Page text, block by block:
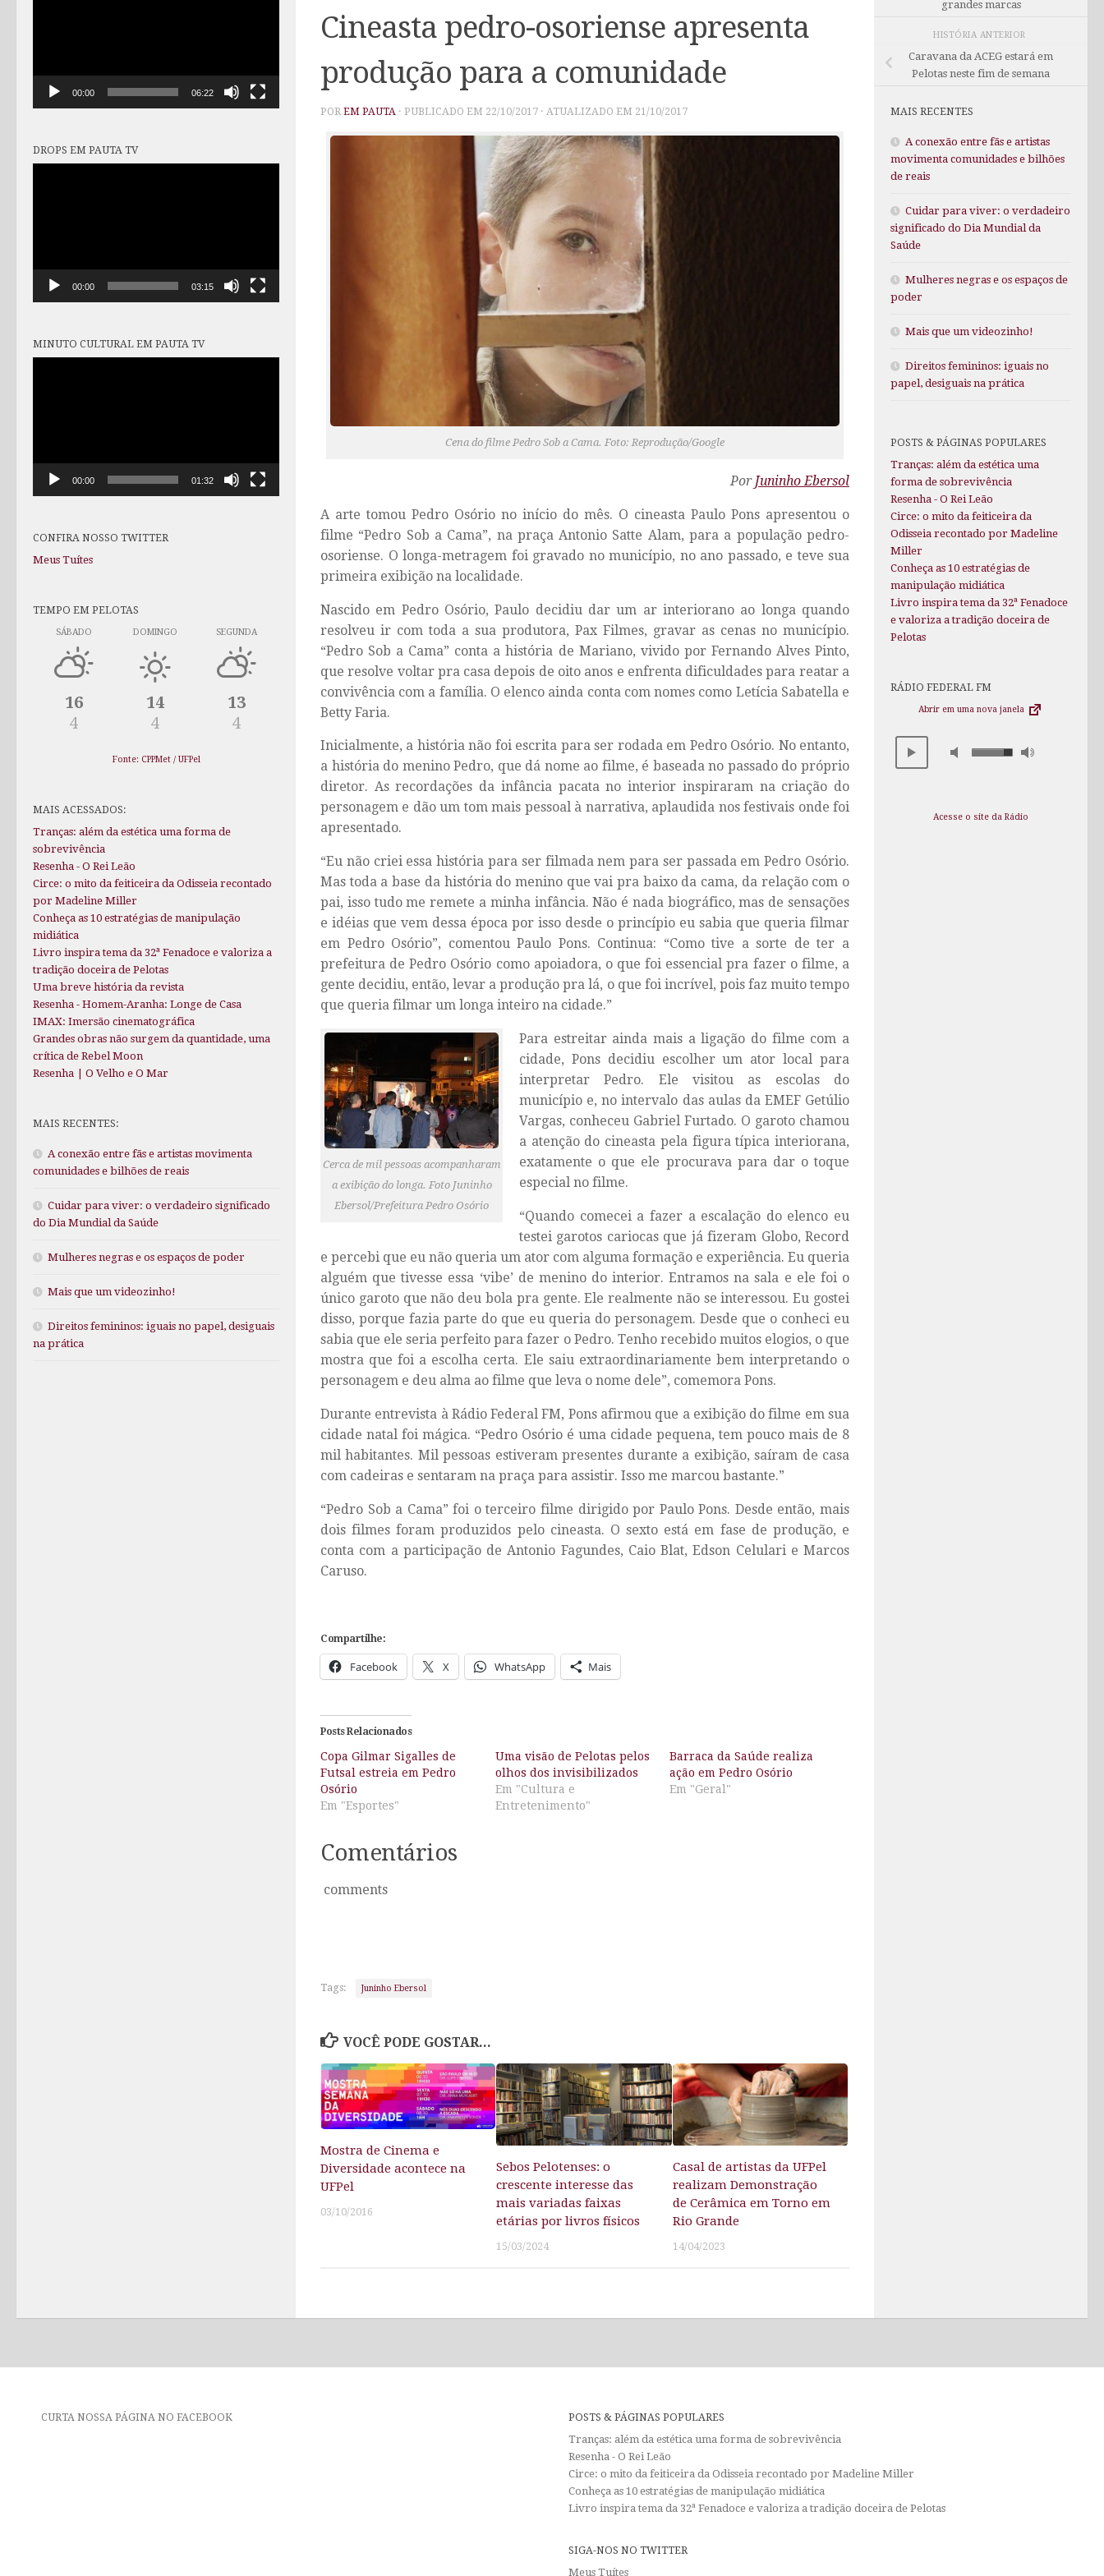
Cineasta pedro-osoriense apresenta
produção para a comunidade
POR EM PAUTA · PUBLICADO EM 22/10/2017 · ATUALIZADO EM 21/10/2017
Cena do filme Pedro Sob a Cama. Foto: Reprodução/Google
Por Juninho Ebersol
A arte tomou Pedro Osório no início do mês. O cineasta Paulo Pons apresentou o
filme “Pedro Sob a Cama”, na praça Antonio Satte Alam, para a população pedro-
osoriense. O longa-metragem foi gravado no município, no ano passado, e teve sua
primeira exibição na localidade.
Nascido em Pedro Osório, Paulo decidiu dar um ar interiorano ao longa quando
resolveu ir com toda a sua produtora, Pax Filmes, gravar as cenas no município.
“Pedro Sob a Cama” conta a história de Mariano, vivido por Fernando Alves Pinto,
que resolve voltar pra casa depois de oito anos e enfrenta dificuldades para reatar a
convivência com a família. O elenco ainda conta com nomes como Letícia Sabatella e
Betty Faria.
Inicialmente, a história não foi escrita para ser rodada em Pedro Osório. No entanto,
a história do menino Pedro, que dá nome ao filme, é baseada no passado do próprio
diretor. As recordações da infância pacata no interior inspiraram na criação do
personagem e dão um tom mais pessoal à narrativa, aplaudida nos festivais onde foi
apresentado.
“Eu não criei essa história para ser filmada nem para ser passada em Pedro Osório.
Mas toda a base da história do menino que vai pra baixo da cama, da relação com o
pai, isso tudo me remete a minha infância. Não é nada biográfico, mas de sensações
e idéias que vem dessa época por isso desde o princípio eu sabia que queria filmar
em Pedro Osório”, comentou Paulo Pons. Continua: “Como tive a sorte de ter a
prefeitura de Pedro Osório como apoiadora, o que foi essencial pra fazer o filme, a
gente decidiu, então, levar a produção pra lá, o que foi incrível, pois faz muito tempo
que queria filmar um longa inteiro na cidade.”
Cerca de mil pessoas acompanharam
a exibição do longa. Foto Juninho
Ebersol/Prefeitura Pedro Osório
Para estreitar ainda mais a ligação do filme com a
cidade, Pons decidiu escolher um ator local para
interpretar Pedro. Ele visitou as escolas do
município e, no intervalo das aulas da EMEF Getúlio
Vargas, conheceu Gabriel Furtado. O garoto chamou
a atenção do cineasta pela figura típica interiorana,
exatamente o que ele procurava para dar o toque
especial no filme.
“Quando comecei a fazer a escalação do elenco eu
testei garotos cariocas que já fizeram Globo, Record
e percebi que eu não queria um ator com alguma formação e experiência. Eu queria
alguém que tivesse essa ‘vibe’ de menino do interior. Entramos na sala e ele foi o
único garoto que não deu bola pra gente. Ele realmente não se interessou. Eu gostei
disso, porque fazia parte do que eu queria do personagem. Desde que o conheci eu
sabia que ele seria perfeito para fazer o Pedro. Tenho recebido muitos elogios, o que
mostra que foi a escolha certa. Ele saiu extraordinariamente bem interpretando o
personagem e deu alma ao filme que leva o nome dele”, comemora Pons.
Durante entrevista à Rádio Federal FM, Pons afirmou que a exibição do filme em sua
cidade natal foi mágica. “Pedro Osório é uma cidade pequena, tem pouco mais de 8
mil habitantes. Mil pessoas estiveram presentes durante a exibição, saíram de casa
com cadeiras e sentaram na praça para assistir. Isso me marcou bastante.”
“Pedro Sob a Cama” foi o terceiro filme dirigido por Paulo Pons. Desde então, mais
dois filmes foram produzidos pelo cineasta. O sexto está em fase de produção, e
conta com a participação de Antonio Fagundes, Caio Blat, Edson Celulari e Marcos
Caruso.
Compartilhe:
Facebook X WhatsApp Mais
Posts Relacionados
Copa Gilmar Sigalles de
Futsal estreia em Pedro
Osório
Em "Esportes"
Uma visão de Pelotas pelos
olhos dos invisibilizados
Em "Cultura e
Entretenimento"
Barraca da Saúde realiza
ação em Pedro Osório
Em "Geral"
Comentários
comments
Tags: Juninho Ebersol
VOCÊ PODE GOSTAR...
Mostra de Cinema e
Diversidade acontece na
UFPel
03/10/2016
Sebos Pelotenses: o
crescente interesse das
mais variadas faixas
etárias por livros físicos
15/03/2024
Casal de artistas da UFPel
realizam Demonstração
de Cerâmica em Torno em
Rio Grande
14/04/2023
00:00 06:22
DROPS EM PAUTA TV
00:00 03:15
MINUTO CULTURAL EM PAUTA TV
00:00 01:32
CONFIRA NOSSO TWITTER
Meus Tuítes
TEMPO EM PELOTAS
SÁBADO
16
4
DOMINGO
14
4
SEGUNDA
13
4
Fonte: CPPMet / UFPel
MAIS ACESSADOS:
Tranças: além da estética uma forma de
sobrevivência
Resenha - O Rei Leão
Circe: o mito da feiticeira da Odisseia recontado
por Madeline Miller
Conheça as 10 estratégias de manipulação
midiática
Livro inspira tema da 32ª Fenadoce e valoriza a
tradição doceira de Pelotas
Uma breve história da revista
Resenha - Homem-Aranha: Longe de Casa
IMAX: Imersão cinematográfica
Grandes obras não surgem da quantidade, uma
crítica de Rebel Moon
Resenha | O Velho e O Mar
MAIS RECENTES:
A conexão entre fãs e artistas movimenta
comunidades e bilhões de reais
Cuidar para viver: o verdadeiro significado
do Dia Mundial da Saúde
Mulheres negras e os espaços de poder
Mais que um videozinho!
Direitos femininos: iguais no papel, desiguais
na prática
grandes marcas
HISTÓRIA ANTERIOR
Caravana da ACEG estará em
Pelotas neste fim de semana
MAIS RECENTES
A conexão entre fãs e artistas
movimenta comunidades e bilhões
de reais
Cuidar para viver: o verdadeiro
significado do Dia Mundial da
Saúde
Mulheres negras e os espaços de
poder
Mais que um videozinho!
Direitos femininos: iguais no
papel, desiguais na prática
POSTS & PÁGINAS POPULARES
Tranças: além da estética uma
forma de sobrevivência
Resenha - O Rei Leão
Circe: o mito da feiticeira da
Odisseia recontado por Madeline
Miller
Conheça as 10 estratégias de
manipulação midiática
Livro inspira tema da 32ª Fenadoce
e valoriza a tradição doceira de
Pelotas
RÁDIO FEDERAL FM
Abrir em uma nova janela
Acesse o site da Rádio
CURTA NOSSA PÁGINA NO FACEBOOK
POSTS & PÁGINAS POPULARES
Tranças: além da estética uma forma de sobrevivência
Resenha - O Rei Leão
Circe: o mito da feiticeira da Odisseia recontado por Madeline Miller
Conheça as 10 estratégias de manipulação midiática
Livro inspira tema da 32ª Fenadoce e valoriza a tradição doceira de Pelotas
SIGA-NOS NO TWITTER
Meus Tuítes